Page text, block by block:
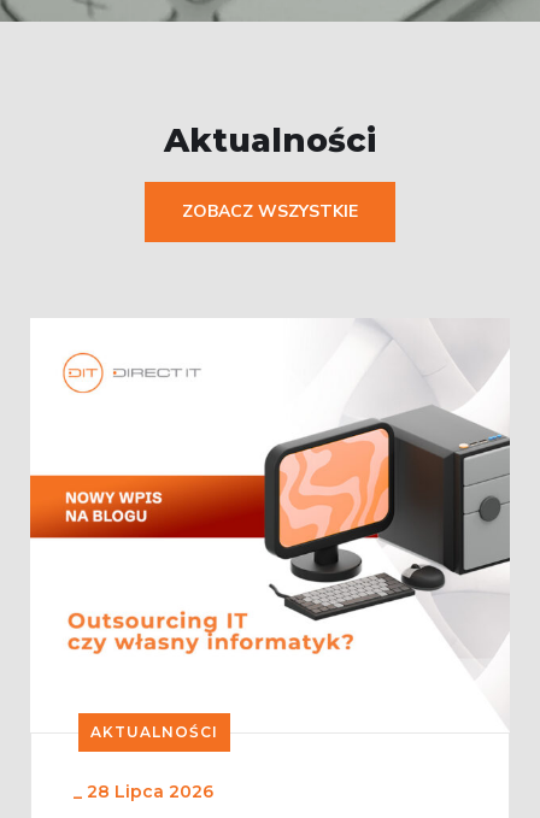
Aktualności
ZOBACZ WSZYSTKIE
AKTUALNOŚCI
_ 28 Lipca 2026